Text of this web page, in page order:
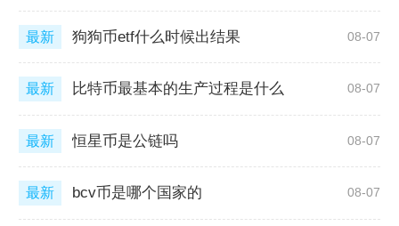
最新 狗狗币etf什么时候出结果 08-07
最新 比特币最基本的生产过程是什么 08-07
最新 恒星币是公链吗 08-07
最新 bcv币是哪个国家的 08-07